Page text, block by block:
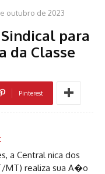
outubro de 2023
para
da Classe
Pinterest
a Central nica dos
MT) realiza sua A�o